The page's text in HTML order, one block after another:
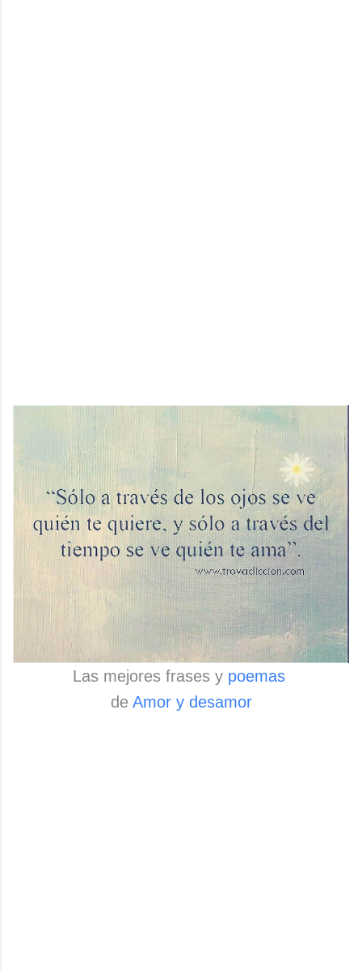
Las mejores frases ypoemas
de Amor y desamor